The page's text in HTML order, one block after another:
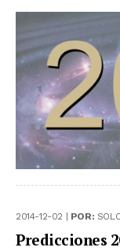
2014-12-02 | POR:
Predicciones